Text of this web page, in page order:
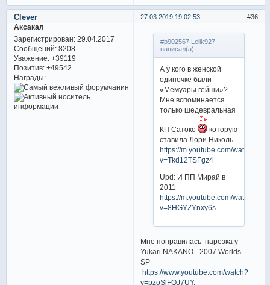
36
27.03.2019 19:02:53
Clever
Аксакал
Зарегистрирован: 29.04.2017
Сообщений:8208
Уважение: +39119
Позитив: +49542
Награды:
#p902567,Lelik927
написал(а):
А у кого в женской
одиночке были
«Мемуары гейши»?
Мне вспоминается
только шедевральная
КП Сатоко
которую
ставила Лори Николь
https://m.youtube.com/watch?
v=Tkd12TSFgz4
Upd: И ПП Мирай в
2011
https://m.youtube.com/watch?
v=8HGYZYnxy6s
Мне понравилась нарезка у
Yukari NAKANO - 2007 Worlds -
SP
https://www.youtube.com/watch?
v=pzoSlFQJ7UY.